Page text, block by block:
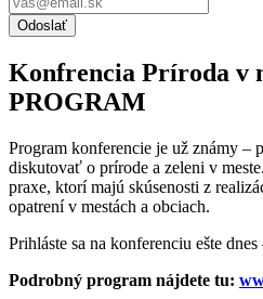
Odoslať
Konfrencia Príroda v
PROGRAM
Program konferencie je už známy –
diskutovať o prírode a zeleni v
praxe, ktorí majú skúsenosti z
opatrení v mestách a obciach.
Prihláste sa na konferenciu ešte
Podrobný program nájdete tu: